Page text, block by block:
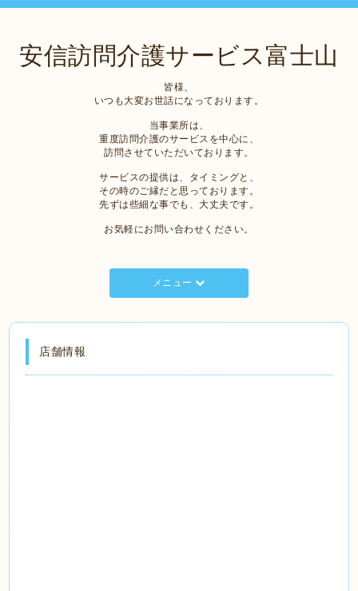
安信訪問介護サービス富士山
皆様、
いつも大変お世話になっております。
当事業所は、
重度訪問介護のサービスを中心に、
訪問させていただいております。
サービスの提供は、タイミングと、
その時のご縁だと思っております。
先ずは些細な事でも、大丈夫です。
お気軽にお問い合わせください。
メニュー
店舗情報